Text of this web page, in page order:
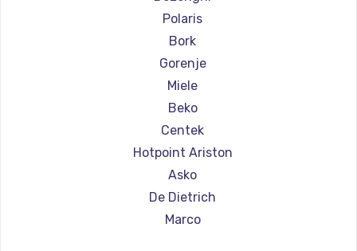
Ремонт кофемашин Astoria
Ремонт кофемашин JVC
Ремонт кофемашин Ariston
Ремонт кофемашин Grundig
Ремонт кофемашин ROCKET MOZZAFIATO
Ремонт кофемашин Vivitek
Ремонт кофемашин Thomson
Ремонт кофемашин Hisense
Ремонт кофемашин DELTA
Ремонт кофемашин Tefal
Polaris
Bork
Gorenje
Miele
Beko
Centek
Hotpoint Ariston
Asko
De Dietrich
Marco